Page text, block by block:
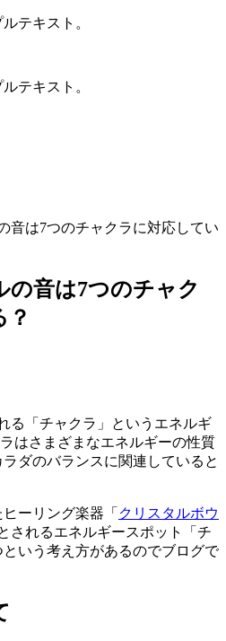
テキスト。
テキスト。
音は7つのチャクラに対応してい
の音は7つのチャク
？
る「チャクラ」というエネルギ
はさまざまなエネルギーの性質
ダのバランスに関連していると
ーリング楽器「 クリスタルボウ
されるエネルギースポット「チ
いう考え方があるのでブログで